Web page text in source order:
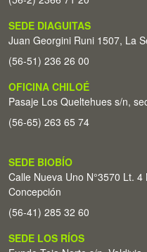
SEDE DIAGUITAS
Juan Georgini Runi 1507, La
(56-51) 236 26 00
OFICINA CHILOÉ
Pasaje Los Queltehues s/n,
(56-65) 263 65 74
SEDE BIOBÍO
Calle Nueva Uno N°3570 Lt.
Concepción
(56-41) 285 32 60
SEDE LOS RÍOS